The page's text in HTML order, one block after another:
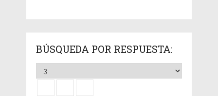
BÚSQUEDA POR RESPUESTA: